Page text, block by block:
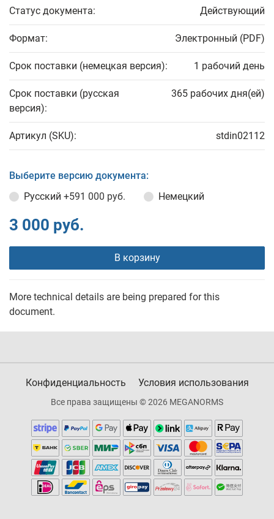
Статус документа: Действующий
Формат: Электронный (PDF)
Срок поставки (немецкая версия): 1 рабочий день
Срок поставки (русская
версия):
365 рабочих дня(ей)
Артикул (SKU): stdin02112
Выберите версию документа:
Русский +591 000 руб. Немецкий
3 000 руб.
В корзину
More technical details are being prepared for this
document.
Конфиденциальность Условия использования
Все права защищены © 2026 MEGANORMS